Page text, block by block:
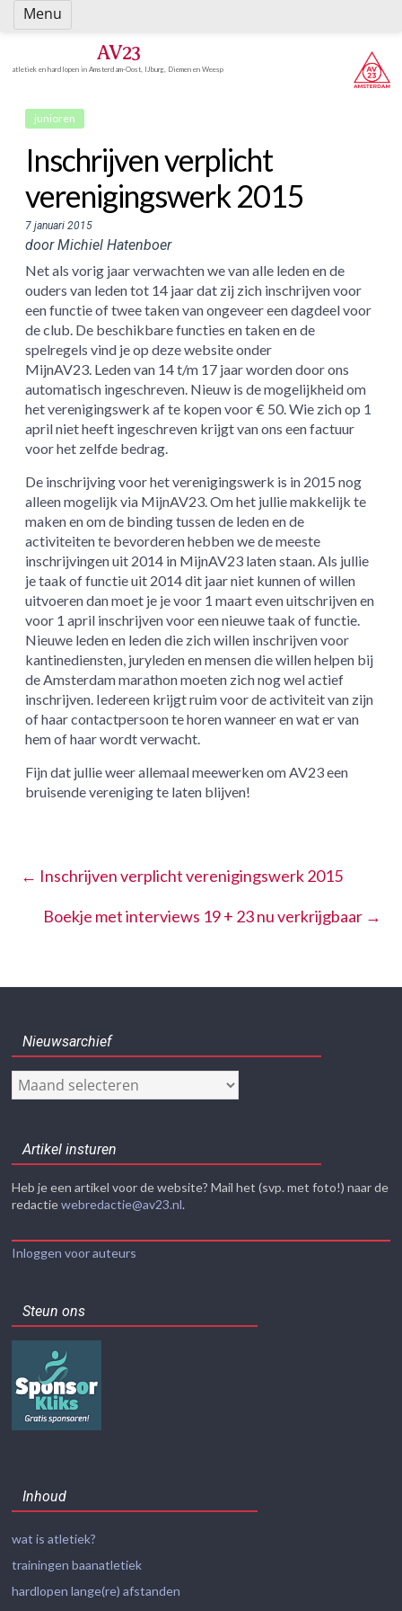
Spring
naar
AV23
atletiek en hardlopen in Amsterdam-Oost, IJburg, Diemen en Weesp
junioren
Inschrijven verplicht
verenigingswerk 2015
7 januari 2015
door Michiel Hatenboer
Net als vorig jaar verwachten we van alle leden en de
ouders van leden tot 14 jaar dat zij zich inschrijven voor
een functie of twee taken van ongeveer een dagdeel voor
de club. De beschikbare functies en taken en de
spelregels vind je op deze website onder
MijnAV23. Leden van 14 t/m 17 jaar worden door ons
automatisch ingeschreven. Nieuw is de mogelijkheid om
het verenigingswerk af te kopen voor € 50. Wie zich op 1
april niet heeft ingeschreven krijgt van ons een factuur
voor het zelfde bedrag.
De inschrijving voor het verenigingswerk is in 2015 nog
alleen mogelijk via MijnAV23. Om het jullie makkelijk te
maken en om de binding tussen de leden en de
activiteiten te bevorderen hebben we de meeste
inschrijvingen uit 2014 in MijnAV23 laten staan. Als jullie
je taak of functie uit 2014 dit jaar niet kunnen of willen
uitvoeren dan moet je je voor 1 maart even uitschrijven en
voor 1 april inschrijven voor een nieuwe taak of functie.
Nieuwe leden en leden die zich willen inschrijven voor
kantinediensten, juryleden en mensen die willen helpen bij
de Amsterdam marathon moeten zich nog wel actief
inschrijven. Iedereen krijgt ruim voor de activiteit van zijn
of haar contactpersoon te horen wanneer en wat er van
hem of haar wordt verwacht.
Fijn dat jullie weer allemaal meewerken om AV23 een
bruisende vereniging te laten blijven!
← Inschrijven verplicht verenigingswerk 2015
Boekje met interviews 19 + 23 nu verkrijgbaar →
Nieuwsarchief
Nieuwsarchief
Artikel insturen
Heb je een artikel voor de website? Mail het (svp. met foto!) naar de
redactiewebredactie@av23.nl.
Inloggen voor auteurs
Steun ons
Inhoud
wat is atletiek?
trainingen baanatletiek
hardlopen lange(re) afstanden
Menu